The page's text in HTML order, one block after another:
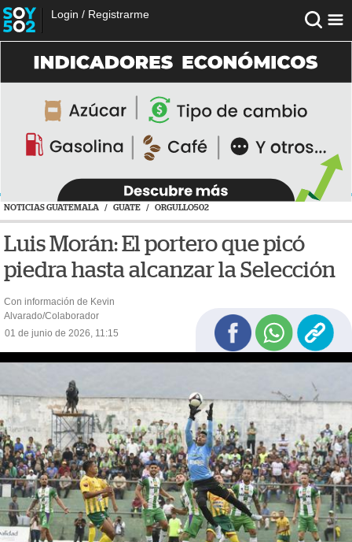
Login / Registrarme
NOTICIAS GUATEMALA / GUATE / ORGULLO502
Luis Morán: El portero que picó
piedra hasta alcanzar la Selección
Con información de Kevin
Alvarado/Colaborador
01 de junio de 2026, 11:15